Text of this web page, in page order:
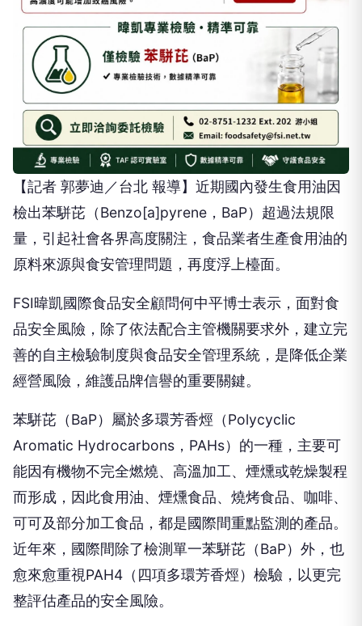
【記者 郭夢迪／台北 報導】近期國內發生食用油因
檢出苯駢芘（Benzo[a]pyrene，BaP）超過法規限
量，引起社會各界高度關注，食品業者生產食用油的
原料來源與食安管理問題，再度浮上檯面。
FSI暐凱國際食品安全顧問何中平博士表示，面對食
品安全風險，除了依法配合主管機關要求外，建立完
善的自主檢驗制度與食品安全管理系統，是降低企業
經營風險，維護品牌信譽的重要關鍵。
苯駢芘（BaP）屬於多環芳香烴（Polycyclic
Aromatic Hydrocarbons，PAHs）的一種，主要可
能因有機物不完全燃燒、高溫加工、煙燻或乾燥製程
而形成，因此食用油、煙燻食品、燒烤食品、咖啡、
可可及部分加工食品，都是國際間重點監測的產品。
近年來，國際間除了檢測單一苯駢芘（BaP）外，也
愈來愈重視PAH4（四項多環芳香烴）檢驗，以更完
整評估產品的安全風險。